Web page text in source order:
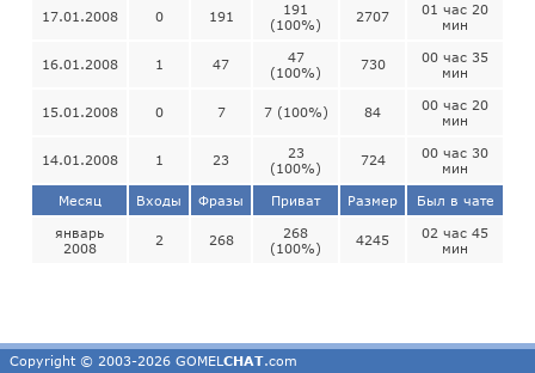
17.01.2008 0 191
191
(100%)
2707
01 час 20
мин
16.01.2008 1 47
47
(100%)
730
00 час 35
мин
15.01.2008 0 7 7 (100%) 84
00 час 20
мин
14.01.2008 1 23
23
(100%)
724
00 час 30
мин
Месяц Входы Фразы Приват Размер Был в чате
январь
2008
2 268
268
(100%)
4245
02 час 45
мин
Copyright © 2003-2026 GOMEL CHAT.com